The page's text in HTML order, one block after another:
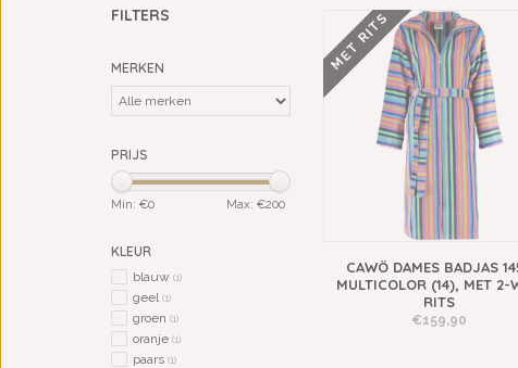
FILTERS
MERKEN
PRIJS
Min: €0 Max: €200
KLEUR
blauw (1)
geel(1)
groen (1)
oranje (1)
paars (1)
MET RITS
CAWÖ DAMES BADJAS
MULTICOLOR (14), MET 2-
RITS
€159,90